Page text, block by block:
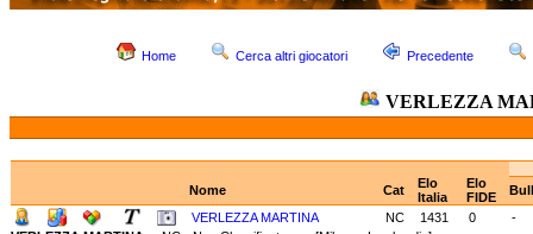
Home Cerca altri giocatori Precedente
VERLEZZA
Nome Cat
Elo
Italia
Elo
FIDE
VERLEZZA MARTINA
NC 1431 0
-